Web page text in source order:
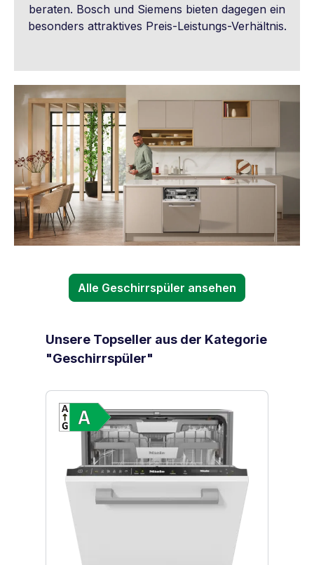
beraten. Bosch und Siemens bieten dagegen ein
besonders attraktives Preis-Leistungs-Verhältnis.
Alle Geschirrspüler ansehen
Produktgalerie überspringen
Unsere Topseller aus der Kategorie
"Geschirrspüler"
Energieklasse A. Höchste bis